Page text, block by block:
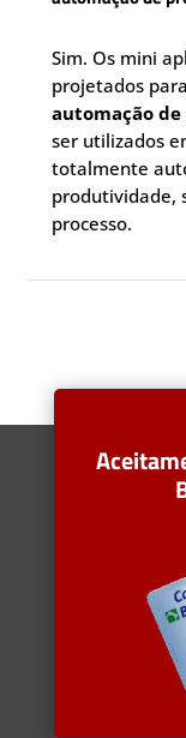
Sim. Os mini
projetados
automação de
ser utilizados
totalmente
produtividade,
processo.